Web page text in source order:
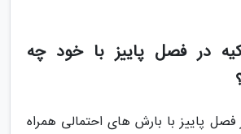
در فصل پاییز با خود چه
فصل پاییز با بارش های احتمالی همراه